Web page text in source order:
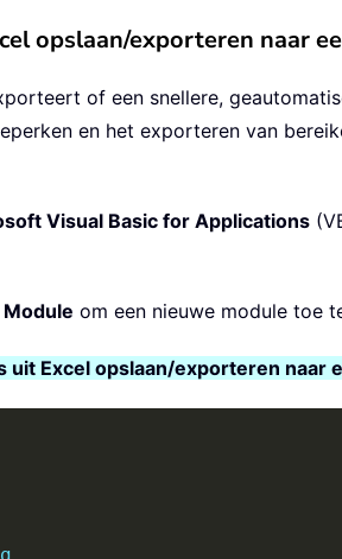
opslaan/exporteren naar
of een snellere,
en het exporteren van
Visual Basic for Applications
Module om een nieuwe module toe
Excel opslaan/exporteren naar